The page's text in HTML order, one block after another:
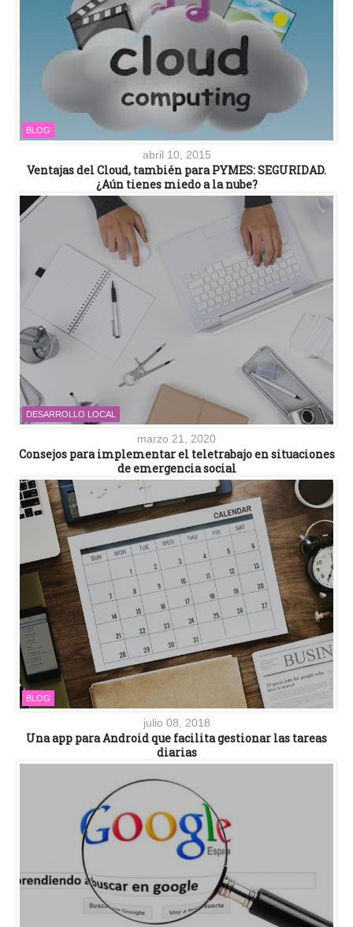
BLOG
abril 10, 2015
Ventajas del Cloud, también para PYMES: SEGURIDAD.
¿Aún tienes miedo a la nube?
DESARROLLO LOCAL
marzo 21, 2020
Consejos para implementar el teletrabajo en situaciones
de emergencia social
BLOG
julio 08, 2018
Una app para Android que facilita gestionar las tareas
diarias